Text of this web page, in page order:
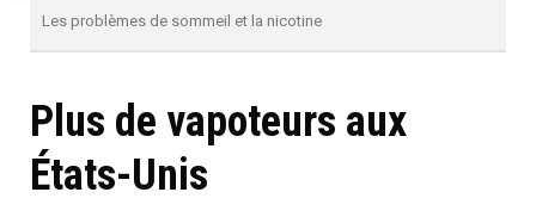
Les problèmes de sommeil et la nicotine
Plus de vapoteurs aux
États-Unis